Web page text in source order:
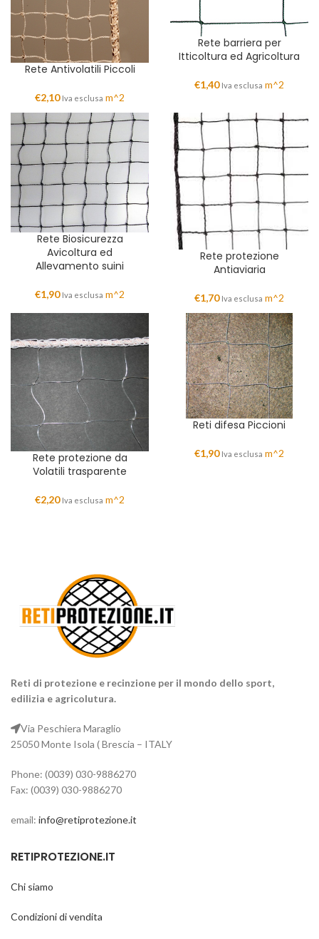
Rete Antivolatili Piccoli
€2,10 Iva esclusa m^2
Rete barriera per
Itticoltura ed Agricoltura
€1,40 Iva esclusa m^2
Rete Biosicurezza
Avicoltura ed
Allevamento suini
€1,90 Iva esclusa m^2
Rete protezione
Antiaviaria
€1,70 Iva esclusa m^2
Rete protezione da
Volatili trasparente
€2,20 Iva esclusa m^2
Reti difesa Piccioni
€1,90 Iva esclusa m^2
Reti di protezione e recinzione per il mondo dello sport,
edilizia e agricolutura.
Via Peschiera Maraglio
25050 Monte Isola ( Brescia – ITALY
Phone: (0039) 030-9886270
Fax: (0039) 030-9886270
email: info@retiprotezione.it
RETIPROTEZIONE.IT
Chi siamo
Condizioni di vendita